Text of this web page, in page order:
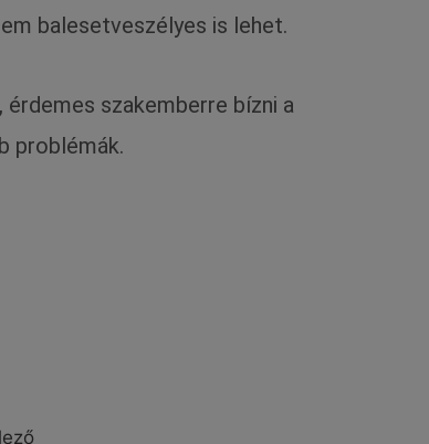
balesetveszélyes is lehet.
szakemberre bízni a
problémák.